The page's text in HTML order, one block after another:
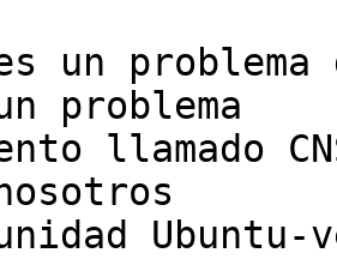
un
problema
llamado